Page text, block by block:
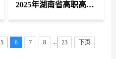
2025年湖南省高职高专思想政治理论课第二场“萌新磨课、骨干练兵”竞赛荣获一等奖一项、二等奖一项
5 6 7 8 ... 23 下页